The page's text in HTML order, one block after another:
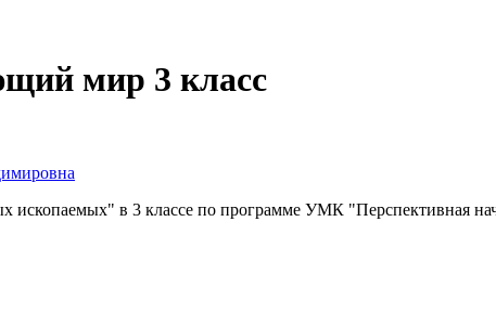
мир 3 класс
в 3 классе по программе УМК "Перспективная